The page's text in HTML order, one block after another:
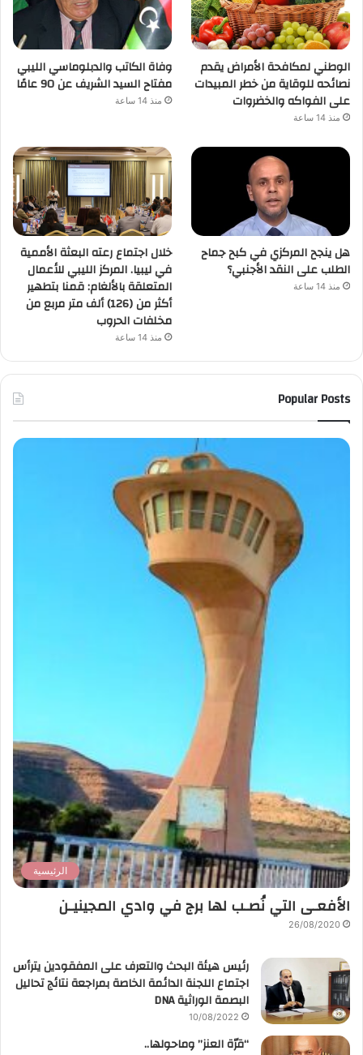
الوطني لمكافحة الأمراض يقدم
نصائحه للوقاية من خطر المبيدات
على الفواكه والخضروات
منذ 14 ساعة
وفاة الكاتب والدبلوماسي الليبي
مفتاح السيد الشريف عن 90 عامًا
منذ 14 ساعة
هل ينجح المركزي في كبح جماح
الطلب على النقد الأجنبي؟
منذ 14 ساعة
خلال اجتماع رعته البعثة الأممية
في ليبيا. المركز الليبي للأعمال
المتعلقة بالألغام: قمنا بتطهير
أكثر من (126) ألف متر مربع من
مخلفات الحروب
منذ 14 ساعة
Popular Posts
الرئيسية
الأفعـى التي نُصـب لها برج في وادي المجينيـن
26/08/2020
رئيس هيئة البحث والتعرف على المفقودين يترأس
اجتماع اللجنة الدائمة الخاصة بمراجعة نتائج تحاليل
البصمة الوراثية DNA
10/08/2022
“قرّة العنز” وماحولها..